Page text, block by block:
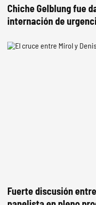
Chiche Gelblung fue
internación de
Fuerte discusión